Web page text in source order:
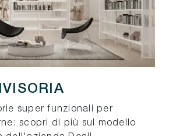
super funzionali per
scopri di più sul modello